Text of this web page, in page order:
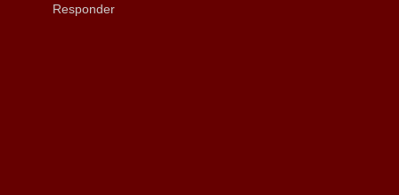
Responder